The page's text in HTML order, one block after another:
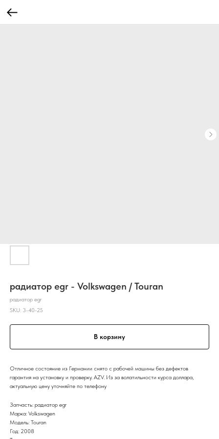
радиатор egr - Volkswagen / Touran
радиатор egr
SKU: 3-40-25
В корзину
Отличное состояние из Германии снято с рабочей машины без дефектов
гарантия на установку и проверку. AZV. Из за волатильности курса доллара,
актуальную цену уточняйте по телефону
Запчасть: радиатор egr
Марка: Volkswagen
Модель: Touran
Год: 2008